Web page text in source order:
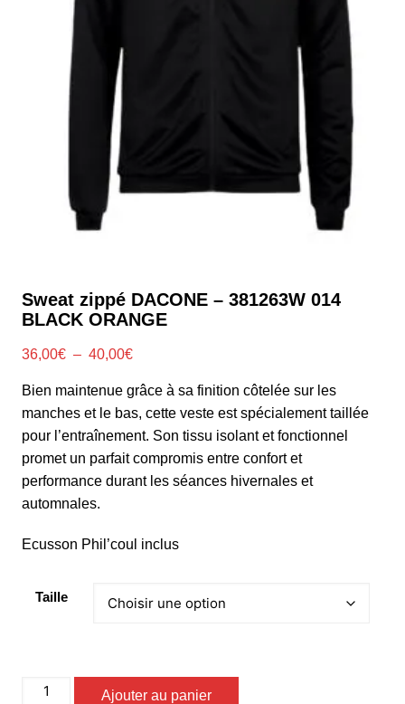
Sweat zippé DACONE – 381263W 014
BLACK ORANGE
36,00€ – 40,00€Plage
prix :
36,00€
à
40,00€
Bien maintenue grâce à sa finition côtelée sur les
manches et le bas, cette veste est spécialement taillée
pour l’entraînement. Son tissu isolant et fonctionnel
promet un parfait compromis entre confort et
performance durant les séances hivernales et
automnales.
Ecusson Phil’coul inclus
Taille
quantité
Ajouter au panier